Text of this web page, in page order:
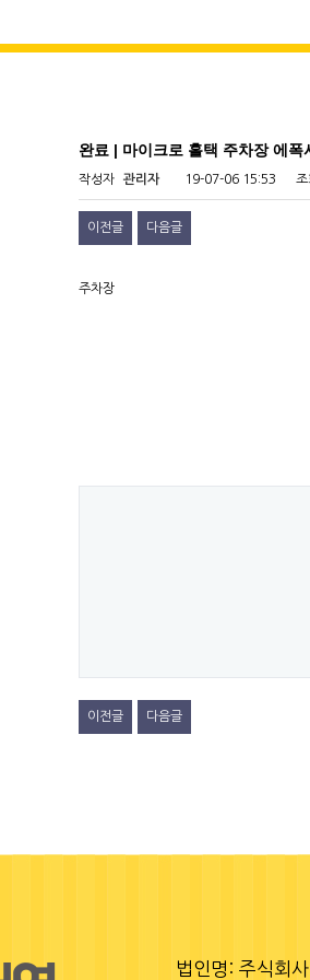
완료 | 마이크로 홀택 주차장 에폭
작성자 관리자 19-07-06 15:53 조
이전글 다음글
주차장
이전글 다음글
법인명: 주식회